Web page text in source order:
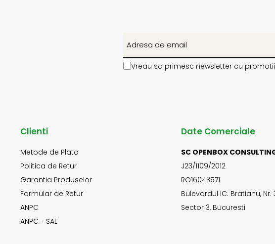
Vreau sa primesc newsletter cu
Clienti
Metode de Plata
Politica de Retur
Garantia Produselor
Formular de Retur
ANPC
ANPC - SAL
Date Comerciale
SC OPENBOX
J23/1109/2012
RO16043571
Bulevardul IC. Bratianu, Nr.
Sector 3, Bucuresti